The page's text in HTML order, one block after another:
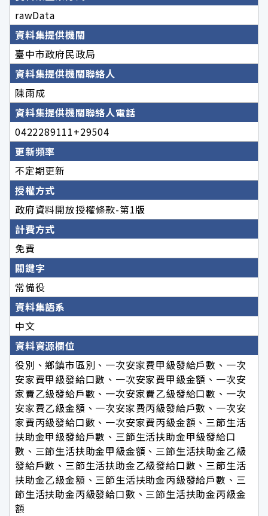
rawData
資料集提供機關
臺中市政府民政局
資料集提供機關聯絡人
陳雨成
資料集提供機關聯絡人電話
0422289111+29504
更新頻率
不定期更新
授權方式
政府資料開放授權條款-第1版
計費方式
免費
關鍵字
常備役
資料集語系
中文
資料資源欄位
役別、鄉鎮市區別、一次安家費甲級發給戶數、一次
安家費甲級發給口數、一次安家費甲級金額、一次安
家費乙級發給戶數、一次安家費乙級發給口數、一次
安家費乙級金額、一次安家費丙級發給戶數、一次安
家費丙級發給口數、一次安家費丙級金額、三節生活
扶助金甲級發給戶數、三節生活扶助金甲級發給口
數、三節生活扶助金甲級金額、三節生活扶助金乙級
發給戶數、三節生活扶助金乙級發給口數、三節生活
扶助金乙級金額、三節生活扶助金丙級發給戶數、三
節生活扶助金丙級發給口數、三節生活扶助金丙級金
額